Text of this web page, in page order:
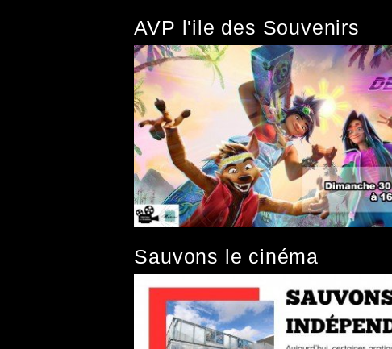
AVP l'ile des Souvenirs
Sauvons le cinéma